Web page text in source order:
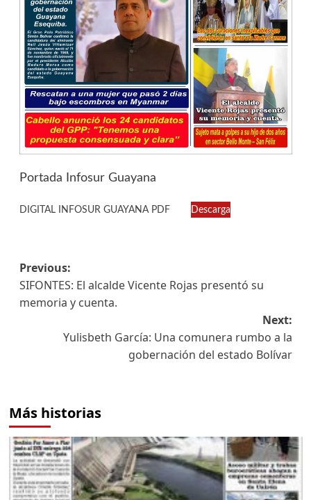
Portada Infosur Guayana
DIGITAL INFOSUR GUAYANA PDF Descarga
Previous:
SIFONTES: El alcalde Vicente Rojas presentó su
memoria y cuenta.
Next:
Yulisbeth García: Una comunera rumbo a la
gobernación del estado Bolívar
Más historias